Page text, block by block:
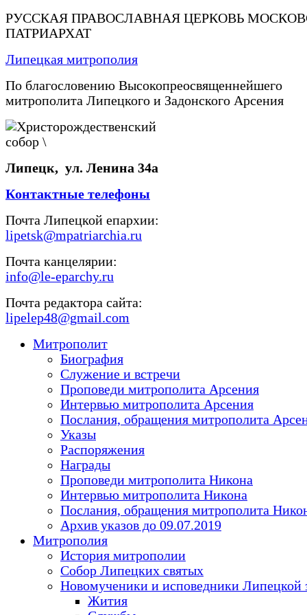
РУССКАЯ ПРАВОСЛАВНАЯ ЦЕРКОВЬ
ПАТРИАРХАТ
Липецкая митрополия
По благословению Высокопреосвященнейшего
митрополита Липецкого и Задонского Арсения
Липецк, ул. Ленина 34а
Контактные телефоны
Почта Липецкой епархии:
lipetsk@mpatriarchia.ru
Почта канцелярии:
info@le-eparchy.ru
Почта редактора сайта:
lipelep48@gmail.com
Митрополит
Биография
Служение и встречи
Проповеди митрополита Арсения
Интервью митрополита Арсения
Послания, обращения митрополита
Указы
Распоряжения
Награды
Проповеди митрополита Никона
Интервью митрополита Никона
Послания, обращения митрополита
Архив указов до 09.07.2019
Митрополия
История митрополии
Собор Липецких святых
Новомученики и исповедники Липецкой
Жития